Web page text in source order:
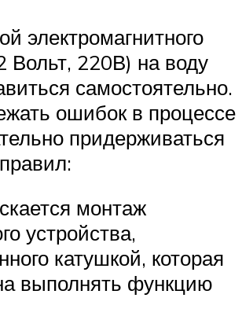
электромагнитного
Вольт, 220В) на воду
самостоятельно.
ошибок в процессе
придерживаться
монтаж
устройства,
катушкой, которая
выполнять функцию